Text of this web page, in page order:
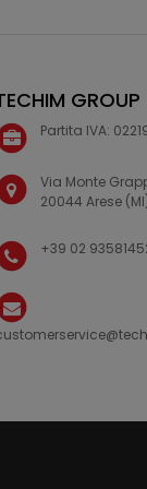
GROUP
Partita IVA:
Via Monte
20044 Arese
+39 02